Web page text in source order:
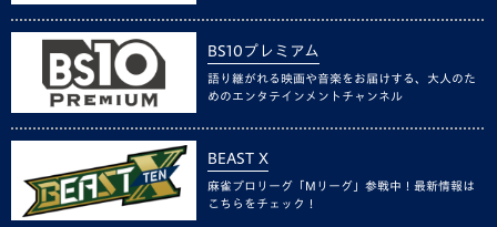
BS10プレミアム
語り継がれる映画や音楽をお届けする、大人のた
めのエンタテインメントチャンネル
BEAST X
麻雀プロリーグ「Mリーグ」参戦中！最新情報は
こちらをチェック！